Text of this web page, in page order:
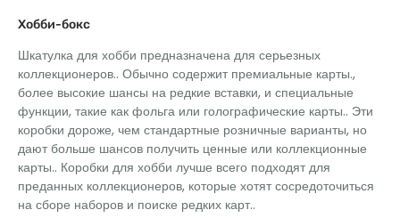
Хобби-бокс
Шкатулка для хобби предназначена для серьезных
коллекционеров.. Обычно содержит премиальные карты.,
более высокие шансы на редкие вставки, и специальные
функции, такие как фольга или голографические карты.. Эти
коробки дороже, чем стандартные розничные варианты, но
дают больше шансов получить ценные или коллекционные
карты.. Коробки для хобби лучше всего подходят для
преданных коллекционеров, которые хотят сосредоточиться
на сборе наборов и поиске редких карт..